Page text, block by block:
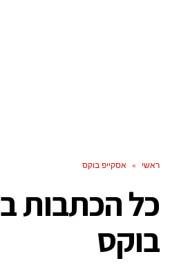
ראשי » אסקייפ בוקס
כל הכתבות ב
בוקס